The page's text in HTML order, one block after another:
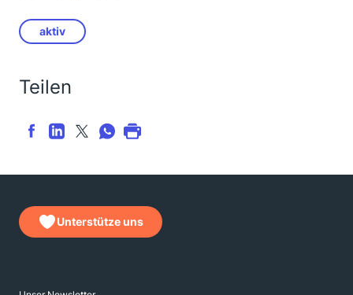
aktiv
Teilen
Unterstütze uns